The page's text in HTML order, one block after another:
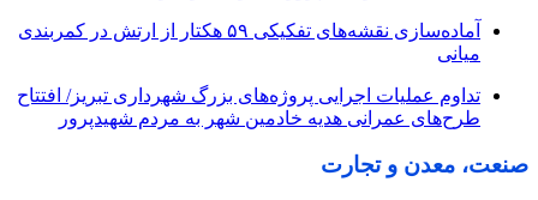
آماده‌سازی نقشه‌های تفکیکی ۵۹ هکتار از ارتش در کمربندی
میانی
تداوم عملیات اجرایی پروژه‌های بزرگ شهرداری تبریز/ افتتاح
طرح‌های عمرانی هدیه خادمین شهر به مردم شهیدپرور
صنعت، معدن و تجارت